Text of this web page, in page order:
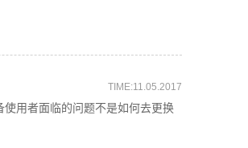
TIME:11.05.2017
用者面临的问题不是如何去更换